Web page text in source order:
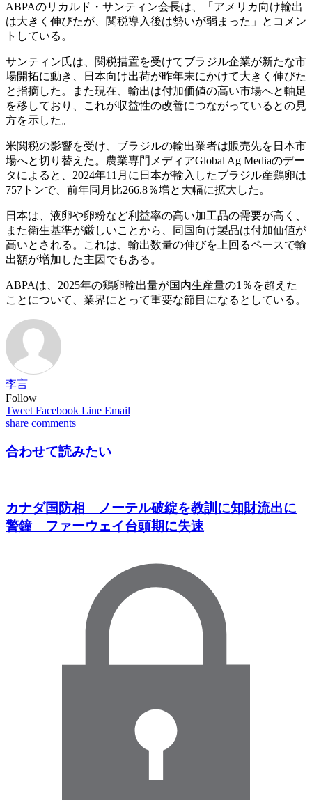
ABPAのリカルド・サンティン会長は、「アメリカ向け輸出
は大きく伸びたが、関税導入後は勢いが弱まった」とコメン
トしている。
サンティン氏は、関税措置を受けてブラジル企業が新たな市
場開拓に動き、日本向け出荷が昨年末にかけて大きく伸びた
と指摘した。また現在、輸出は付加価値の高い市場へと軸足
を移しており、これが収益性の改善につながっているとの見
方を示した。
米関税の影響を受け、ブラジルの輸出業者は販売先を日本市
場へと切り替えた。農業専門メディアGlobal Ag Mediaのデー
タによると、2024年11月に日本が輸入したブラジル産鶏卵は
757トンで、前年同月比266.8％増と大幅に拡大した。
日本は、液卵や卵粉など利益率の高い加工品の需要が高く、
また衛生基準が厳しいことから、同国向け製品は付加価値が
高いとされる。これは、輸出数量の伸びを上回るペースで輸
出額が増加した主因でもある。
ABPAは、2025年の鶏卵輸出量が国内生産量の1％を超えた
ことについて、業界にとって重要な節目になるとしている。
李言
Follow
Tweet Facebook Line Email
share comments
合わせて読みたい
カナダ国防相 ノーテル破綻を教訓に知財流出に
警鐘 ファーウェイ台頭期に失速